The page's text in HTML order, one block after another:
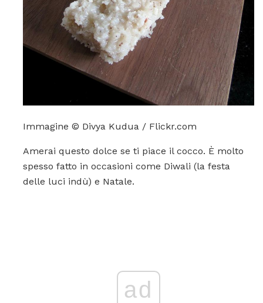
Immagine © Divya Kudua / Flickr.com
Amerai questo dolce se ti piace il cocco. È molto
spesso fatto in occasioni come Diwali (la festa
delle luci indù) e Natale.
ad